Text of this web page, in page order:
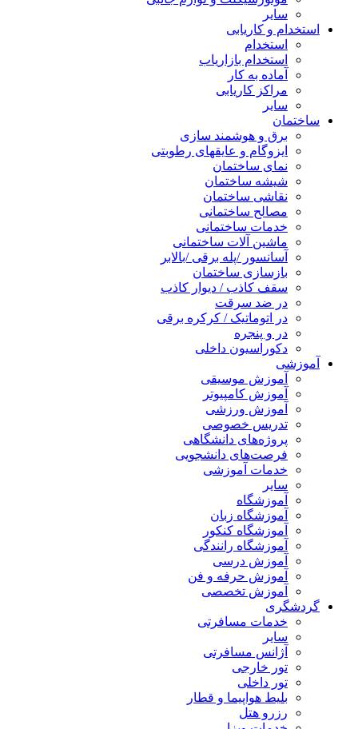
سایر
استخدام و کاریابی
استخدام
استخدام بازاریاب
آماده به کار
مراکز کاریابی
سایر
ساختمان
برق و هوشمند سازی
ایزوگام و عایقهای رطوبتی
نمای ساختمان
شیشه ساختمان
نقاشی ساختمان
مصالح ساختمانی
خدمات ساختمانی
ماشین آلات ساختمانی
آسانسور /پله برقی /بالابر
بازسازی ساختمان
سقف کاذب / دیوار کاذب
در ضد سرقت
در اتوماتیک / کرکره برقی
در و پنجره
دکوراسیون داخلی
آموزشی
آموزش موسیقی
آموزش کامپیوتر
آموزش ورزشی
تدریس خصوصی
پروژه‌های دانشگاهی
فرصت‌های دانشجویی
خدمات آموزشی
سایر
آموزشگاه
آموزشگاه زبان
آموزشگاه کنکور
آموزشگاه رانندگی
آموزش درسی
آموزش حرفه و فن
آموزش تخصصی
گردشگری
خدمات مسافرتی
سایر
آژانس مسافرتی
تور خارجی
تور داخلی
بلیط هواپیما و قطار
رزرو هتل